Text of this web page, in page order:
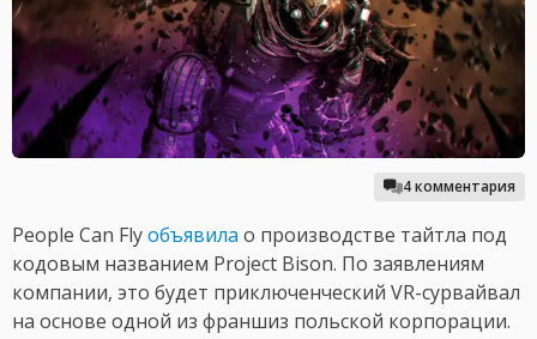
4 комментария
People Can Flyобъявила о производстве тайтла под
кодовым названием Project Bison. По заявлениям
компании, это будет приключенческий VR-сурвайвал
на основе одной из франшиз польской корпорации.